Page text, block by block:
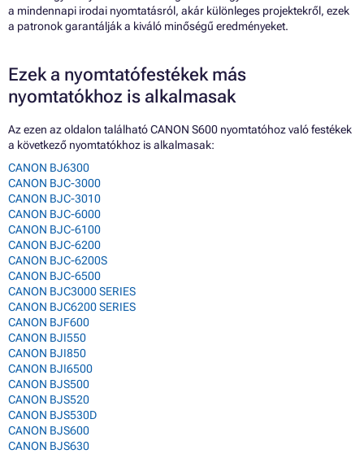
a mindennapi irodai nyomtatásról, akár különleges projektekről, ezek
a patronok garantálják a kiváló minőségű eredményeket.
Ezek a nyomtatófestékek más
nyomtatókhoz is alkalmasak
Az ezen az oldalon található CANON S600 nyomtatóhoz való festékek
a következő nyomtatókhoz is alkalmasak:
CANON BJ6300
CANON BJC-3000
CANON BJC-3010
CANON BJC-6000
CANON BJC-6100
CANON BJC-6200
CANON BJC-6200S
CANON BJC-6500
CANON BJC3000 SERIES
CANON BJC6200 SERIES
CANON BJF600
CANON BJI550
CANON BJI850
CANON BJI6500
CANON BJS500
CANON BJS520
CANON BJS530D
CANON BJS600
CANON BJS630